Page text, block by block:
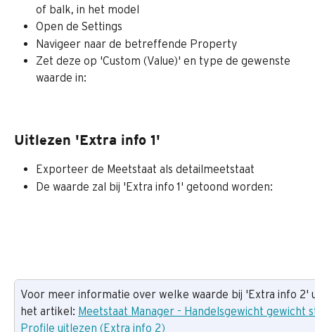
of balk, in het model
Open de Settings
Navigeer naar de betreffende Property
Zet deze op 'Custom (Value)' en type de gewenste
waarde in:
Uitlezen 'Extra info 1'
Exporteer de Meetstaat als detailmeetstaat
De waarde zal bij 'Extra info 1' getoond worden:
Voor meer informatie over welke waarde bij 'Extra info 2'
het artikel: Meetstaat Manager - Handelsgewicht
Profile uitlezen (Extra info 2)